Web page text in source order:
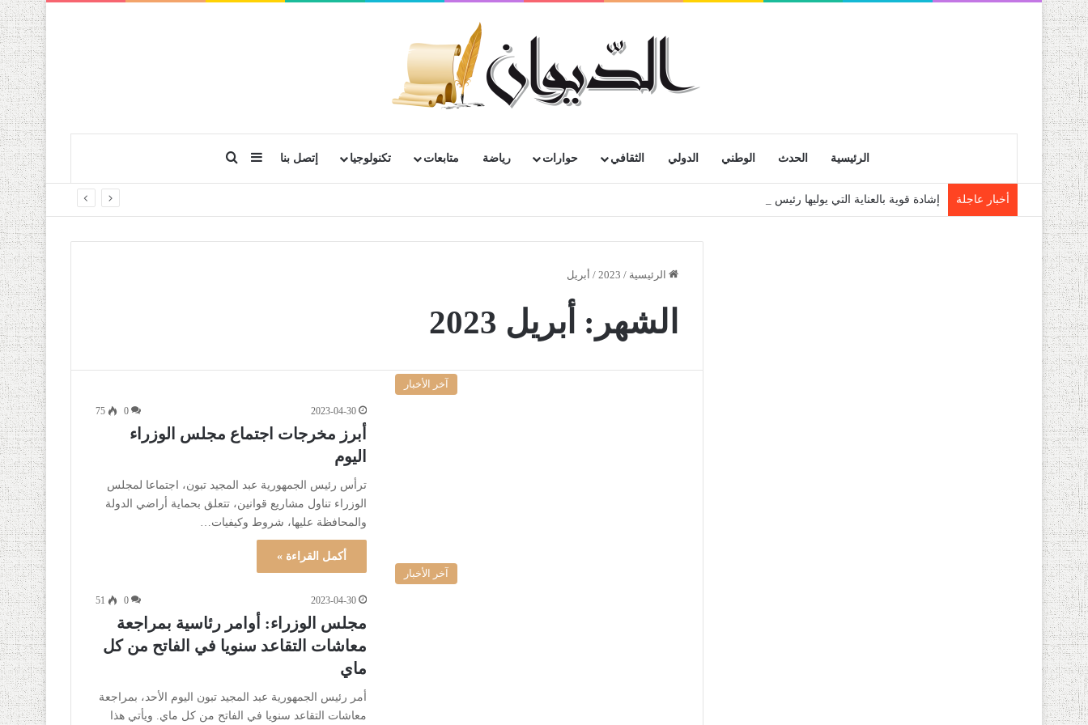
الرئيسية الحدث الوطني الدولي الثقافي حوارات رياضة متابعات تكنولوجيا إتصل بنا إضافة عمود جانبي
أخبار عاجلة إشادة قوية بالعناية التي يوليها رئيس الجمهورية لمتقاعدي ومعطوبي وكبار جرحى الجيش الوطني الشعبي
الرئيسية /
2023
/ أبريل
الشهر: أبريل 2023
آخر الأخبار
2023-04-30
0
75
أبرز مخرجات اجتماع مجلس الوزراء
اليوم
ترأس رئيس الجمهورية عبد المجيد تبون، اجتماعا لمجلس
الوزراء تناول مشاريع قوانين، تتعلق بحماية أراضي الدولة
والمحافظة عليها، شروط وكيفيات…
أكمل القراءة »
آخر الأخبار
2023-04-30
0
51
مجلس الوزراء: أوامر رئاسية بمراجعة
معاشات التقاعد سنويا في الفاتح من كل
ماي
أمر رئيس الجمهورية عبد المجيد تبون اليوم الأحد، بمراجعة
معاشات التقاعد سنويا في الفاتح من كل ماي. ويأتي هذا